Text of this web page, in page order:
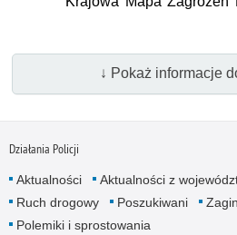
↓ Pokaż informacje
Działania Policji
Aktualności Aktualności z
Ruch drogowy
Poszukiwani
Polemiki i sprostowania